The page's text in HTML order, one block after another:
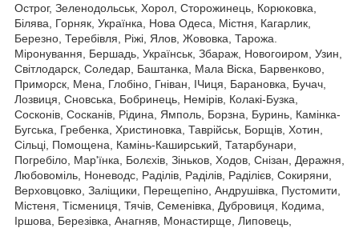
Острог, Зеленодольськ, Хорол, Сторожинець, Корюковка,
Білява, Горняк, Українка, Нова Одеса, Містня, Кагарлик,
Березно, Теребівля, Ріжі, Ялов, Жововка, Тарожа.
Міронування, Бершадь, Українськ, Збараж, Новогоиром, Узин,
Світлодарск, Соледар, Баштанка, Мала Віска, Барвенково,
Приморск, Мена, Глобіно, Гніван, ІЧиця, Барановка, Бучач,
Лозвиця, Сновська, Бобринець, Немірів, Колакі-Бузка,
Сосконів, Сосканів, Рідина, Ямполь, Борзна, Буринь, Камінка-
Бугська, Гребенка, Христиновка, Таврійськ, Борщів, Хотин,
Сільці, Помощена, Камінь-Каширський, Татарбунари,
Погребіло, Мар'їнка, Болєхів, Зіньков, Ходов, Снізан, Деражня,
Любовоміль, Ноневодс, Раділів, Раділів, Раділієв, Сокиряни,
Верховцовко, Заліщики, Перещепіно, Андрушівка, Пустомити,
Містеня, Тісмениця, Тячів, Семенівка, Дубровиця, Кодима,
Іршова, Березівка, Анагняв, Монастирще, Липовець,